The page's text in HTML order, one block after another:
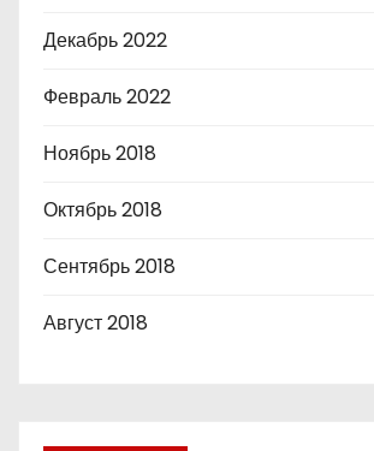
Декабрь 2022
Февраль 2022
Ноябрь 2018
Октябрь 2018
Сентябрь 2018
Август 2018